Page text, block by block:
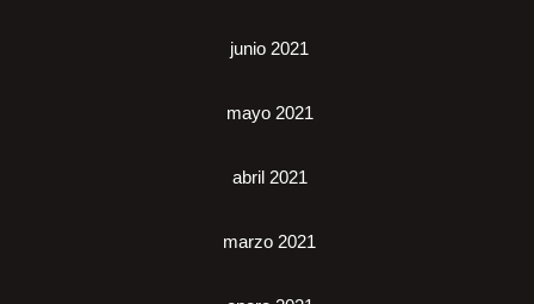
junio 2021
mayo 2021
abril 2021
marzo 2021